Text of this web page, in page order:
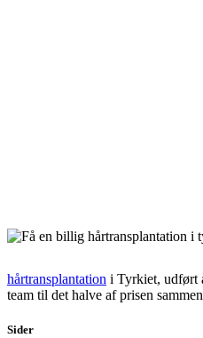
hårtransplantation i Tyrkiet, udført
team til det halve af prisen
Sider